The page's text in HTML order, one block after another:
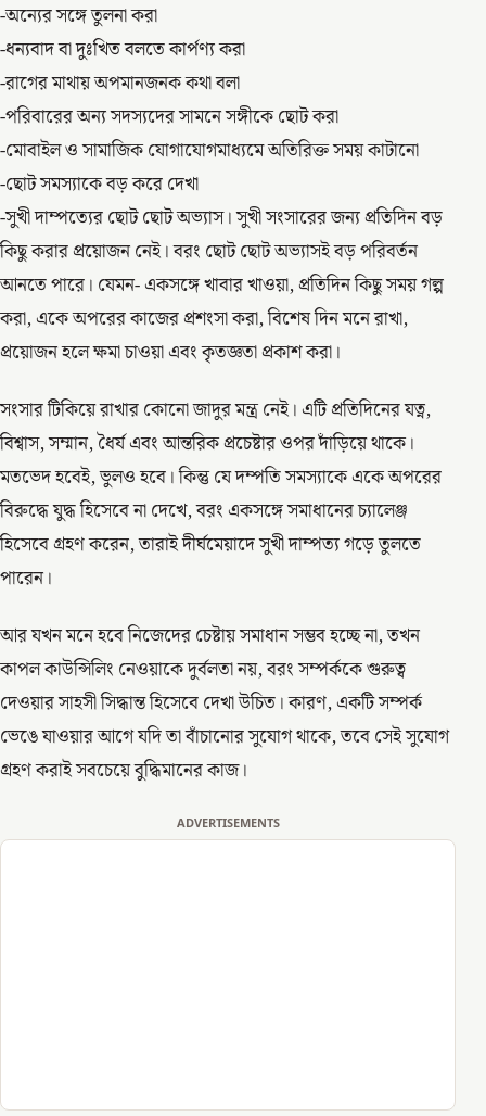
-অন্যের সঙ্গে তুলনা করা
-ধন্যবাদ বা দুঃখিত বলতে কার্পণ্য করা
-রাগের মাথায় অপমানজনক কথা বলা
-পরিবারের অন্য সদস্যদের সামনে সঙ্গীকে ছোট করা
-মোবাইল ও সামাজিক যোগাযোগমাধ্যমে অতিরিক্ত সময় কাটানো
-ছোট সমস্যাকে বড় করে দেখা
-সুখী দাম্পত্যের ছোট ছোট অভ্যাস। সুখী সংসারের জন্য প্রতিদিন বড়
কিছু করার প্রয়োজন নেই। বরং ছোট ছোট অভ্যাসই বড় পরিবর্তন
আনতে পারে। যেমন- একসঙ্গে খাবার খাওয়া, প্রতিদিন কিছু সময় গল্প
করা, একে অপরের কাজের প্রশংসা করা, বিশেষ দিন মনে রাখা,
প্রয়োজন হলে ক্ষমা চাওয়া এবং কৃতজ্ঞতা প্রকাশ করা।
সংসার টিকিয়ে রাখার কোনো জাদুর মন্ত্র নেই। এটি প্রতিদিনের যত্ন,
বিশ্বাস, সম্মান, ধৈর্য এবং আন্তরিক প্রচেষ্টার ওপর দাঁড়িয়ে থাকে।
মতভেদ হবেই, ভুলও হবে। কিন্তু যে দম্পতি সমস্যাকে একে অপরের
বিরুদ্ধে যুদ্ধ হিসেবে না দেখে, বরং একসঙ্গে সমাধানের চ্যালেঞ্জ
হিসেবে গ্রহণ করেন, তারাই দীর্ঘমেয়াদে সুখী দাম্পত্য গড়ে তুলতে
পারেন।
আর যখন মনে হবে নিজেদের চেষ্টায় সমাধান সম্ভব হচ্ছে না, তখন
কাপল কাউন্সিলিং নেওয়াকে দুর্বলতা নয়, বরং সম্পর্ককে গুরুত্ব
দেওয়ার সাহসী সিদ্ধান্ত হিসেবে দেখা উচিত। কারণ, একটি সম্পর্ক
ভেঙে যাওয়ার আগে যদি তা বাঁচানোর সুযোগ থাকে, তবে সেই সুযোগ
গ্রহণ করাই সবচেয়ে বুদ্ধিমানের কাজ।
ADVERTISEMENTS